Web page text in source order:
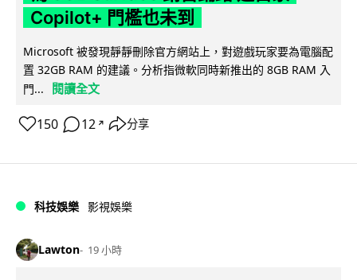
Copilot+ 門檻也未到
Microsoft 被發現靜靜刪除官方網站上，對遊戲玩家要為電腦配
置 32GB RAM 的建議。分析指微軟同時新推出的 8GB RAM 入
門...
閱讀全文
150 12 ↗ 分享
科技娛樂 影視娛樂
Lawton 19 小時